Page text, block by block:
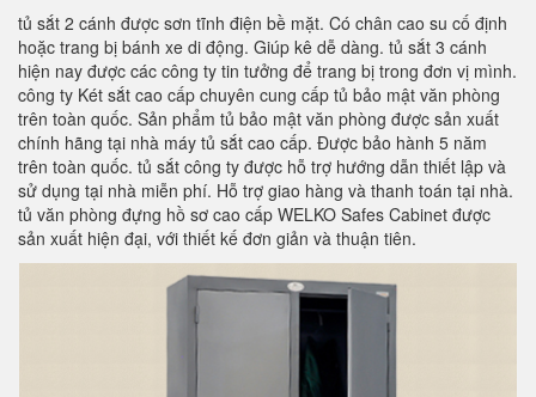
tủ sắt 2 cánh được sơn tĩnh điện bề mặt. Có chân cao su cố định
hoặc trang bị bánh xe di động. Giúp kê dễ dàng. tủ sắt 3 cánh
hiện nay được các công ty tin tưởng để trang bị trong đơn vị mình.
công ty Két sắt cao cấp chuyên cung cấp tủ bảo mật văn phòng
trên toàn quốc. Sản phẩm tủ bảo mật văn phòng được sản xuất
chính hãng tại nhà máy tủ sắt cao cấp. Được bảo hành 5 năm
trên toàn quốc. tủ sắt công ty được hỗ trợ hướng dẫn thiết lập và
sử dụng tại nhà miễn phí. Hỗ trợ giao hàng và thanh toán tại nhà.
tủ văn phòng đựng hồ sơ cao cấp WELKO Safes Cabinet được
sản xuất hiện đại, với thiết kế đơn giản và thuận tiên.